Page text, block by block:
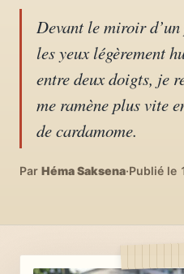
04
DIY,
Cuisines
Qui est
Devant le miroir
les yeux légèrement
entre deux doigts, je
me ramène plus vite
de cardamome.
Par Héma Saksena·Publié le